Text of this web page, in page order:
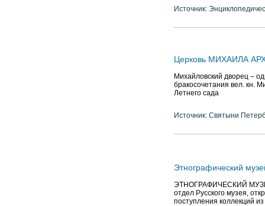
Источник:
Церковь МИХАИЛА
Михайловский дворец –
бракосочетания вел. кн.
Летнего сада
Источник: Святыни
Этнографический
ЭТНОГРАФИЧЕСКИЙ МУЗЕЙ
отдел Русского музея,
поступления коллекций